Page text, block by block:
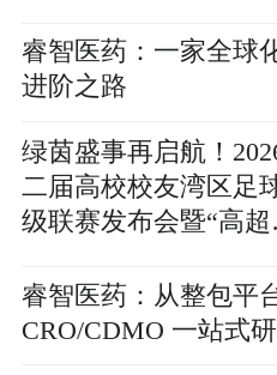
睿智医药：一家全球
进阶之路
绿茵盛事再启航！
二届高校校友湾区足
级联赛发布会暨“高超
睿智医药：从整包
CRO/CDMO 一站式